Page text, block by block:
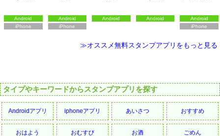
Android
iPhone
Android
iPhone
バ+*
Android Android
Android
iPhone
≫オススメ無料スタンプアプリをもっと見る
タイプやキーワードからスタンプアプリを探す
Androidアプリ iphoneアプリ あいさつ おすすめ
おはよう おむすび お酒 ごめん